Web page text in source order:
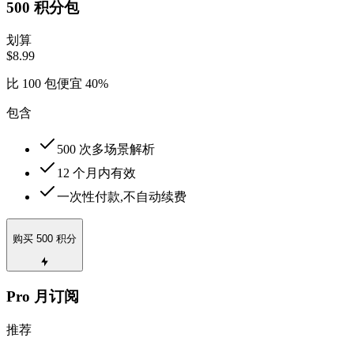
500 积分包
划算
$8.99
比 100 包便宜 40%
包含
500 次多场景解析
12 个月内有效
一次性付款,不自动续费
购买 500 积分
Pro 月订阅
推荐